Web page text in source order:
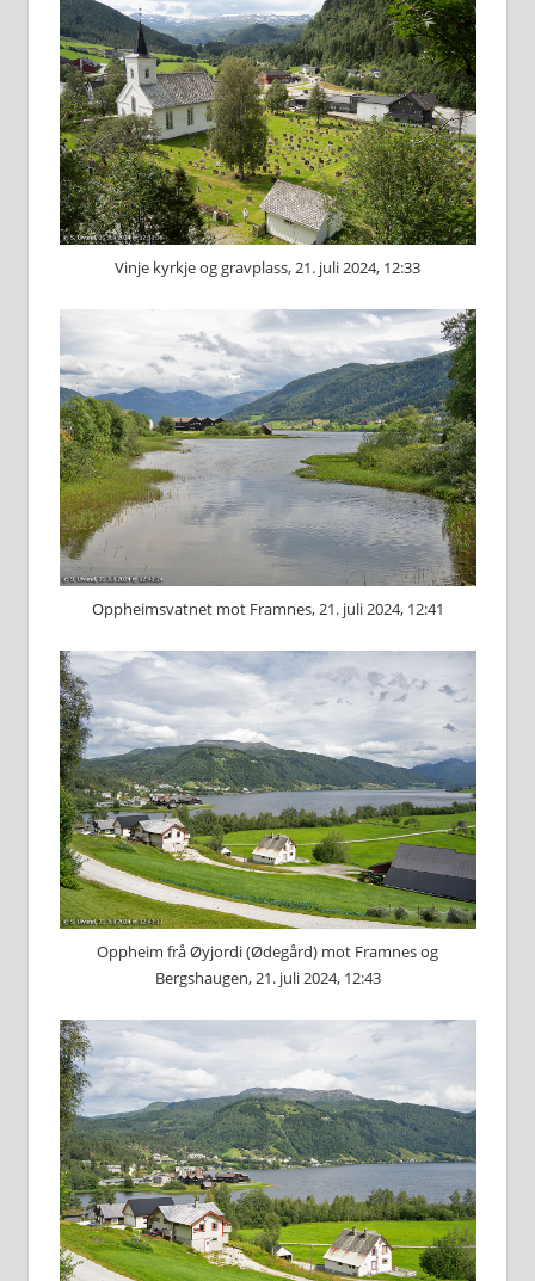
Vinje kyrkje og gravplass, 21. juli 2024, 12:33
Oppheimsvatnet mot Framnes, 21. juli 2024, 12:41
Oppheim frå Øyjordi (Ødegård) mot Framnes og
Bergshaugen, 21. juli 2024, 12:43